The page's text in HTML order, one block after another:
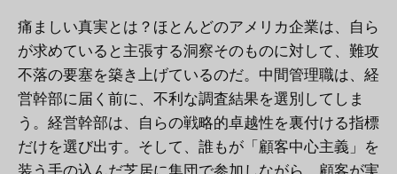
痛ましい真実とは？ほとんどのアメリカ企業は、自ら
が求めていると主張する洞察そのものに対して、難攻
不落の要塞を築き上げているのだ。中間管理職は、経
営幹部に届く前に、不利な調査結果を選別してしま
う。経営幹部は、自らの戦略的卓越性を裏付ける指標
だけを選び出す。そして、誰もが「顧客中心主義」を
装う手の込んだ芝居に集団で参加しながら、顧客が実